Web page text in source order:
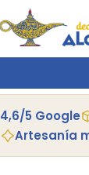
4,6/5 Google
Artesanía